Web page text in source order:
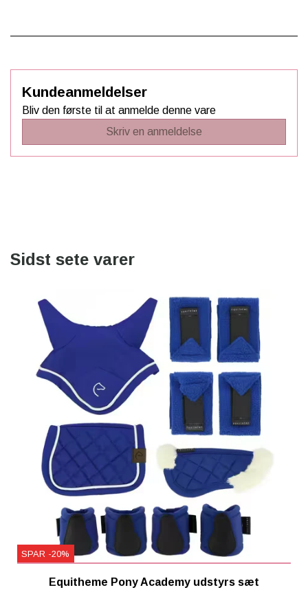
Kundeanmeldelser
Bliv den første til at anmelde denne vare
Skriv en anmeldelse
Sidst sete varer
SPAR -20%
Equitheme Pony Academy udstyrs sæt